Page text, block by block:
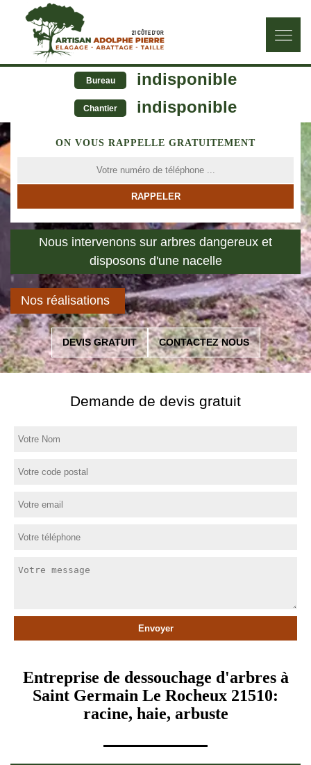
Bureau indisponible
Chantier indisponible
ON VOUS RAPPELLE GRATUITEMENT
Nous intervenons sur arbres dangereux et
disposons d'une nacelle
Nos réalisations
DEVIS GRATUIT CONTACTEZ NOUS
Demande de devis gratuit
Entreprise de dessouchage d'arbres à
Saint Germain Le Rocheux 21510:
racine, haie, arbuste